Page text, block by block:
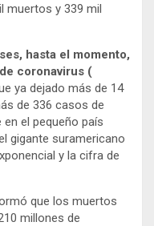
muertos y 339 mil
hasta el momento,
coronavirus (
ya dejado más de 14
de 336 casos de
el pequeño país
gigante suramericano
y la cifra de
que los muertos
millones de